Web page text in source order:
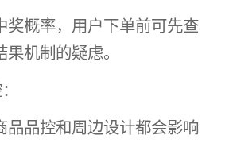
奖概率，用户下单前可先查
机制的疑虑。
品品控和周边设计都会影响